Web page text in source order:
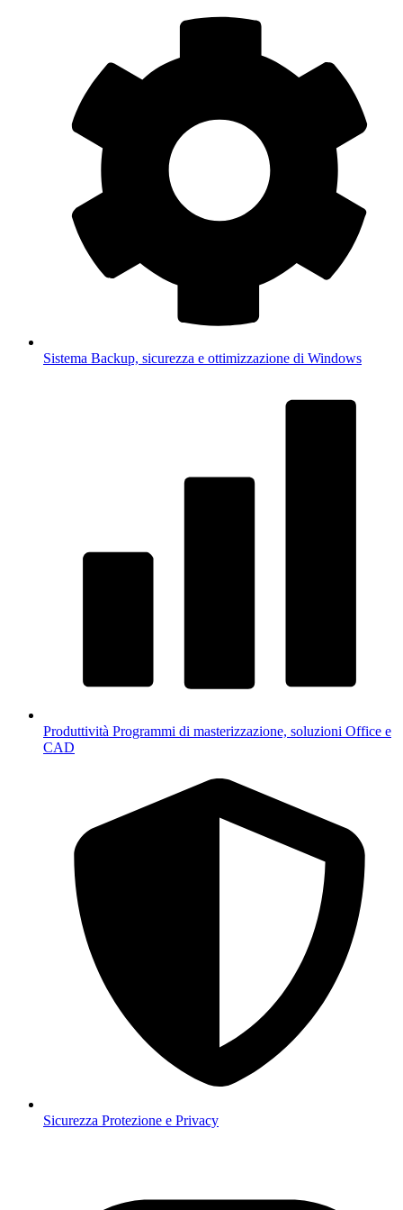
Sistema Backup, sicurezza e ottimizzazione di Windows
Produttività Programmi di masterizzazione, soluzioni Office e
CAD
Sicurezza Protezione e Privacy